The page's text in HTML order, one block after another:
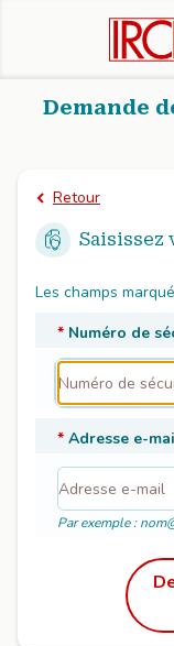
Passer
Demande
Retour
Saisissez
Les champs
* Numéro de
* Adresse e-
Par exemple :